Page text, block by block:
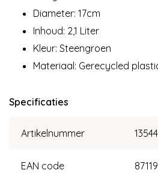
Diameter: 17cm
Inhoud: 2,1 Liter
Kleur: Steengroen
Materiaal: Gerecycled
Specificaties
Artikelnummer
EAN code